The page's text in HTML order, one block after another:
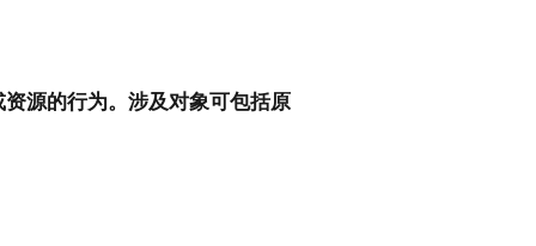
源的行为。涉及对象可包括原